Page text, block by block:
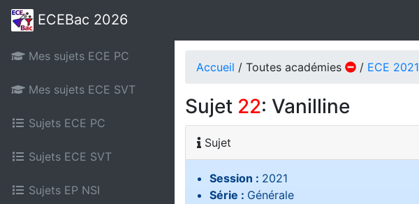
ECEBac 2026
Mes sujets ECE PC
Mes sujets ECE SVT
Sujets ECE PC
Sujets ECE SVT
Sujets EP NSI
Accueil / Toutes académies / ECE 2021
Sujet 22: Vanilline
Sujet
Session : 2021
Série : Générale